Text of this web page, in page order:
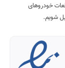
خودروهای
شویم.